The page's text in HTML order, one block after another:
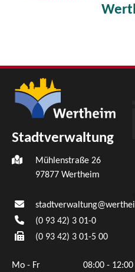
Stadtverwaltung
Mühlenstraße 26
97877 Wertheim
(0 93 42) 3 01-0
(0 93 42) 3 01-5 00
Mo - Fr
08:00 -